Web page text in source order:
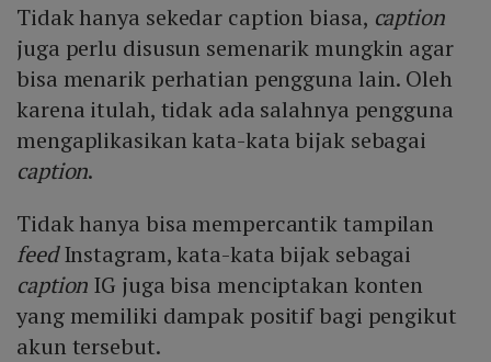
Mute
Tidak hanya sekedar caption biasa, caption
juga perlu disusun semenarik mungkin agar
bisa menarik perhatian pengguna lain. Oleh
karena itulah, tidak ada salahnya pengguna
mengaplikasikan kata-kata bijak sebagai
caption.
Tidak hanya bisa mempercantik tampilan
feedInstagram, kata-kata bijak sebagai
caption IG juga bisa menciptakan konten
yang memiliki dampak positif bagi pengikut
akun tersebut.